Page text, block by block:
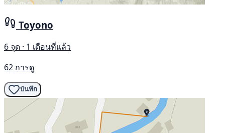
Toyono
6 จุด · 1 เดือนที่แล้ว
62 การดู
บันทึก